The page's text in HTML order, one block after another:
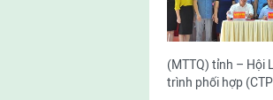
(MTTQ) tỉnh – Hội
trình phối hợp